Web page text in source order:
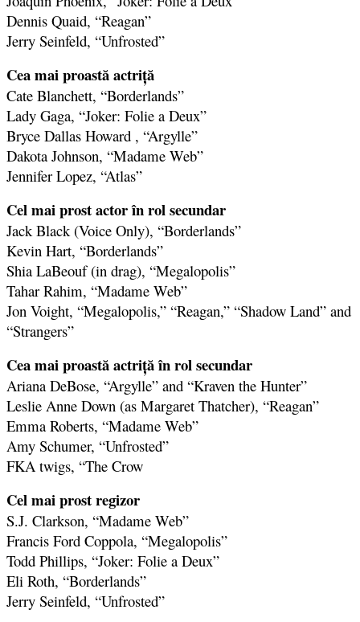
Dennis Quaid, “Reagan”
Jerry Seinfeld, “Unfrosted”
Cea mai proastă actriţă
Cate Blanchett, “Borderlands”
Lady Gaga, “Joker: Folie a Deux”
Bryce Dallas Howard , “Argylle”
Dakota Johnson, “Madame Web”
Jennifer Lopez, “Atlas”
Cel mai prost actor în rol secundar
Jack Black (Voice Only), “Borderlands”
Kevin Hart, “Borderlands”
Shia LaBeouf (in drag), “Megalopolis”
Tahar Rahim, “Madame Web”
Jon Voight, “Megalopolis,” “Reagan,” “Shadow Land” and
“Strangers”
Cea mai proastă actriţă în rol secundar
Ariana DeBose, “Argylle” and “Kraven the Hunter”
Leslie Anne Down (as Margaret Thatcher), “Reagan”
Emma Roberts, “Madame Web”
Amy Schumer, “Unfrosted”
FKA twigs, “The Crow
Cel mai prost regizor
S.J. Clarkson, “Madame Web”
Francis Ford Coppola, “Megalopolis”
Todd Phillips, “Joker: Folie a Deux”
Eli Roth, “Borderlands”
Jerry Seinfeld, “Unfrosted”